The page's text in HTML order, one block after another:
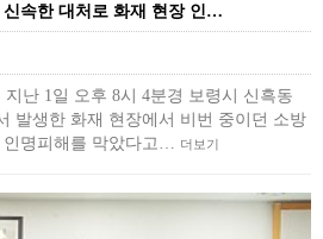
신속한 대처로 화재 현장 인…
난 1일 오후 8시 4분경 보령시 신흑동
발생한 화재 현장에서 비번 중이던 소방
명피해를 막았다고…
더보기